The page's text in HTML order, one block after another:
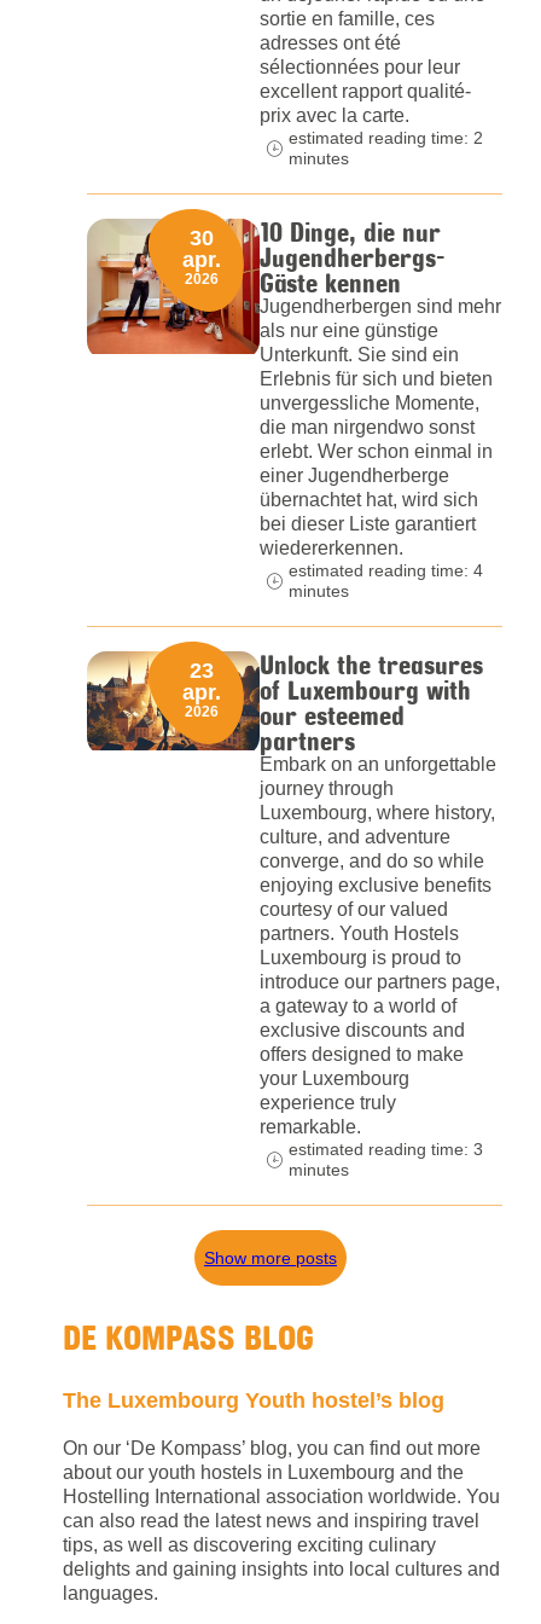
sortie en famille, ces
adresses ont été
sélectionnées pour leur
excellent rapport qualité-
prix avec la carte.
estimated reading time: 2
minutes
10 Dinge, die nur
Jugendherbergs-
Gäste kennen
Jugendherbergen sind mehr
als nur eine günstige
Unterkunft. Sie sind ein
Erlebnis für sich und bieten
unvergessliche Momente,
die man nirgendwo sonst
erlebt. Wer schon einmal in
einer Jugendherberge
übernachtet hat, wird sich
bei dieser Liste garantiert
wiedererkennen.
30
apr.
2026
estimated reading time: 4
minutes
Unlock the treasures
of Luxembourg with
our esteemed
partners
Embark on an unforgettable
journey through
Luxembourg, where history,
culture, and adventure
converge, and do so while
enjoying exclusive benefits
courtesy of our valued
partners. Youth Hostels
Luxembourg is proud to
introduce our partners page,
a gateway to a world of
exclusive discounts and
offers designed to make
your Luxembourg
experience truly
remarkable.
23
apr.
2026
estimated reading time: 3
minutes
Show more posts
DE KOMPASS BLOG
The Luxembourg Youth hostel’s blog
On our ‘De Kompass’ blog, you can find out more
about our youth hostels in Luxembourg and the
Hostelling International association worldwide. You
can also read the latest news and inspiring travel
tips, as well as discovering exciting culinary
delights and gaining insights into local cultures and
languages.